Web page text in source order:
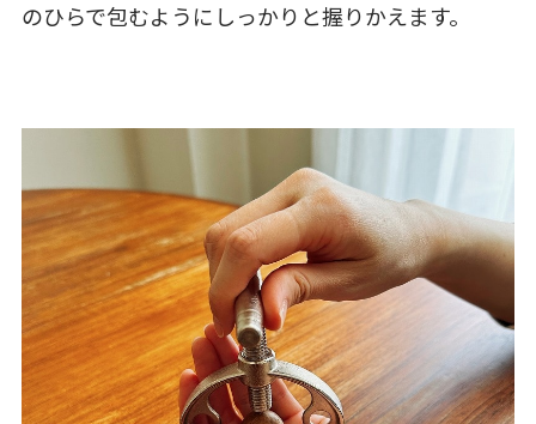
のひらで包むようにしっかりと握りかえます。